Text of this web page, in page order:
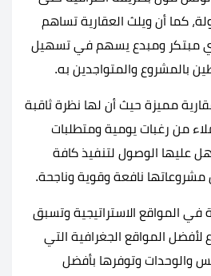
كما أن ويلث العقارية تساهم
مبتكر ومبدع يسهم في تسهيل
بالمشروع والمتواجدين به.
مميزة حيث أن لها نظرة ثاقبة
من رغبات يومية ومتطلبات
عليها الوصول لتنفيذ كافة
نافعة وقوية وناجحة.
في المواقع الاستراتيجية وتسبق
المواقع الجغرافية التي
والوحدات وتوفرها بأفضل